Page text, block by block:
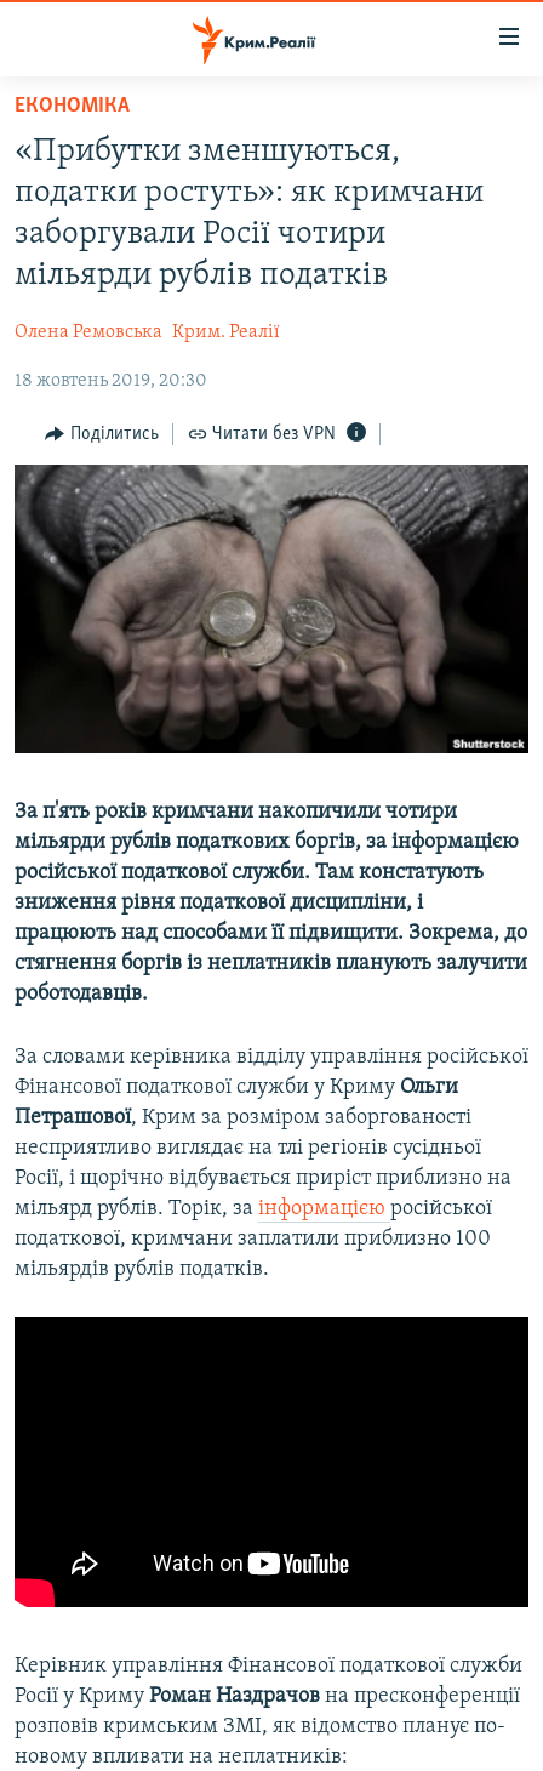
Перейти
основного
матеріалу
Перейти
до
основної
Перейти
до
ВОДА.КРИМ
ВІДЕО ТА ФОТО
ПОЛІТИКА
ІНТЕРВ'Ю
ВСЕ ЗА ДЕНЬ
СПЕЦПРОЕКТИ
ДЕПОРТАЦІЯ
ВІДЕОУРОКИ «ELIFBE»
СВІДЧЕННЯ ОКУПАЦІЇ
УКРАЇНСЬКА ПРОБЛЕМА КРИМУ
ІНФОГРАФІКА
ЯК ОБІЙТИ БЛОКУВАННЯ
Русский
Qırımtatar
Усі сайти RFE/RL
ЕКОНОМІКА
«Прибутки зменшуються,
податки ростуть»: як кримчани
заборгували Росії чотири
мільярди рублів податків
Олена Ремовська Крим. Реалії
18 жовтень 2019, 20:30
Поділитись Читати без VPN
За п'ять років кримчани накопичили чотири
мільярди рублів податкових боргів, за інформацією
російської податкової служби. Там констатують
зниження рівня податкової дисципліни, і
працюють над способами її підвищити. Зокрема, до
стягнення боргів із неплатників планують залучити
роботодавців.
За словами керівника відділу управління російської
Фінансової податкової служби у Криму Ольги
Петрашової, Крим за розміром заборгованості
несприятливо виглядає на тлі регіонів сусідньої
Росії, і щорічно відбувається приріст приблизно на
мільярд рублів. Торік, за інформацією російської
податкової, кримчани заплатили приблизно 100
мільярдів рублів податків.
Керівник управління Фінансової податкової служби
Росії у Криму Роман Наздрачов на пресконференції
розповів кримським ЗМІ, як відомство планує по-
новому впливати на неплатників: